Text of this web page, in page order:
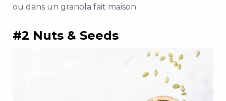
ou dans un granola fait maison.
#2 Nuts & Seeds